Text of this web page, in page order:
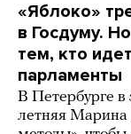
«Яблоко»
в Госдуму.
тем, кто
парламенты
В Петербурге в
летняя